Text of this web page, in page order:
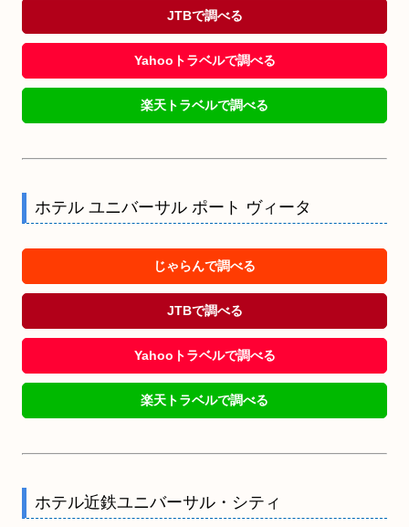
JTBで調べる
Yahooトラベルで調べる
楽天トラベルで調べる
ホテル ユニバーサル ポート ヴィータ
じゃらんで調べる
JTBで調べる
Yahooトラベルで調べる
楽天トラベルで調べる
ホテル近鉄ユニバーサル・シティ